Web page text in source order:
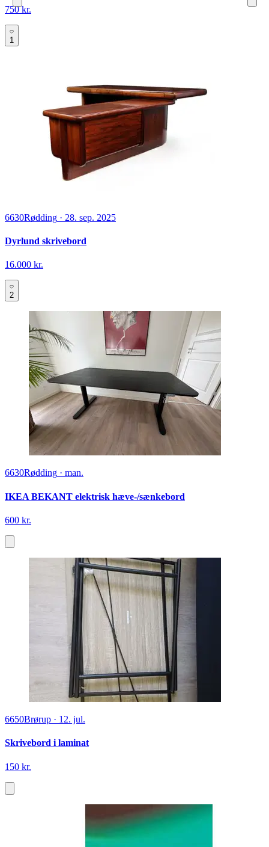
750 kr.
1
6630Rødding · 28. sep. 2025
Dyrlund skrivebord
16.000 kr.
2
6630Rødding · man.
IKEA BEKANT elektrisk hæve-/sænkebord
600 kr.
6650Brørup · 12. jul.
Skrivebord i laminat
150 kr.